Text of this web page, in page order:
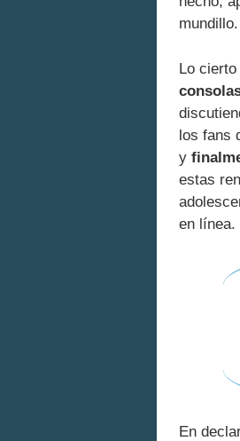
mundillo.
Lo
los fans
y
estas
en línea.
En